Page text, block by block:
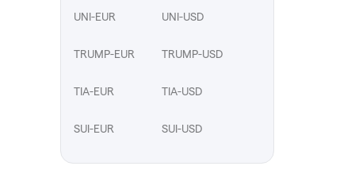
UNI-EUR UNI-USD
TRUMP-EUR TRUMP-USD
TIA-EUR TIA-USD
SUI-EUR SUI-USD